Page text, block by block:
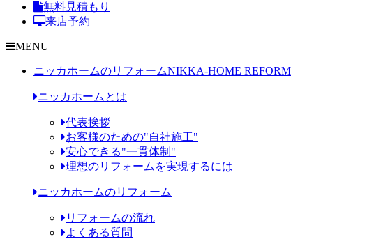
無料見積もり
来店予約
MENU
ニッカホームのリフォームNIKKA-HOME REFORM
ニッカホームとは
代表挨拶
お客様のための"自社施工"
安心できる"一貫体制"
理想のリフォームを実現するには
ニッカホームのリフォーム
リフォームの流れ
よくある質問